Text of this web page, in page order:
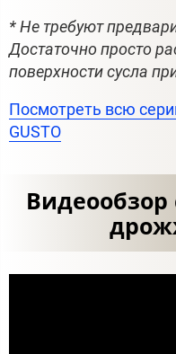
* Не требуют
Достаточно просто
поверхности сусла
Посмотреть всю
GUSTO
Видеообзор